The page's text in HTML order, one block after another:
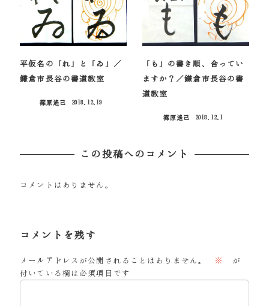
平仮名の「れ」と「ゐ」／
鎌倉市長谷の書道教室
篠原遙己
2018.12.19
「も」の書き順、合ってい
ますか？／鎌倉市長谷の書
道教室
篠原遙己
2018.12.1
この投稿へのコメント
コメントはありません。
コメントを残す
メールアドレスが公開されることはありません。 ※
が
付いている欄は必須項目です